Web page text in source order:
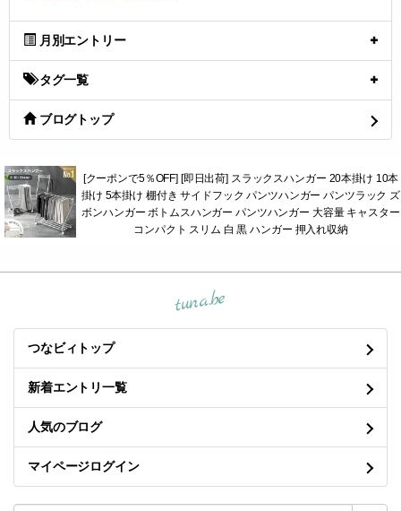
月別エントリー
タグ一覧
ブログトップ
[クーポンで5％OFF] [即日出荷] スラックスハンガー 20本掛け 10本
掛け 5本掛け 棚付き サイドフック パンツハンガー パンツラック ズ
ボンハンガー ボトムスハンガー パンツハンガー 大容量 キャスター
コンパクト スリム 白 黒 ハンガー 押入れ収納
tuna.be
つなビィトップ
新着エントリ一覧
人気のブログ
マイページログイン